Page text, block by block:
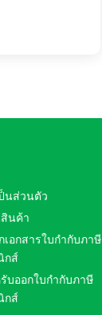
นส่วนตัว
นค้า
เอกสารใบกำกับภาษี
กส์
บออกใบกำกับภาษี
กส์